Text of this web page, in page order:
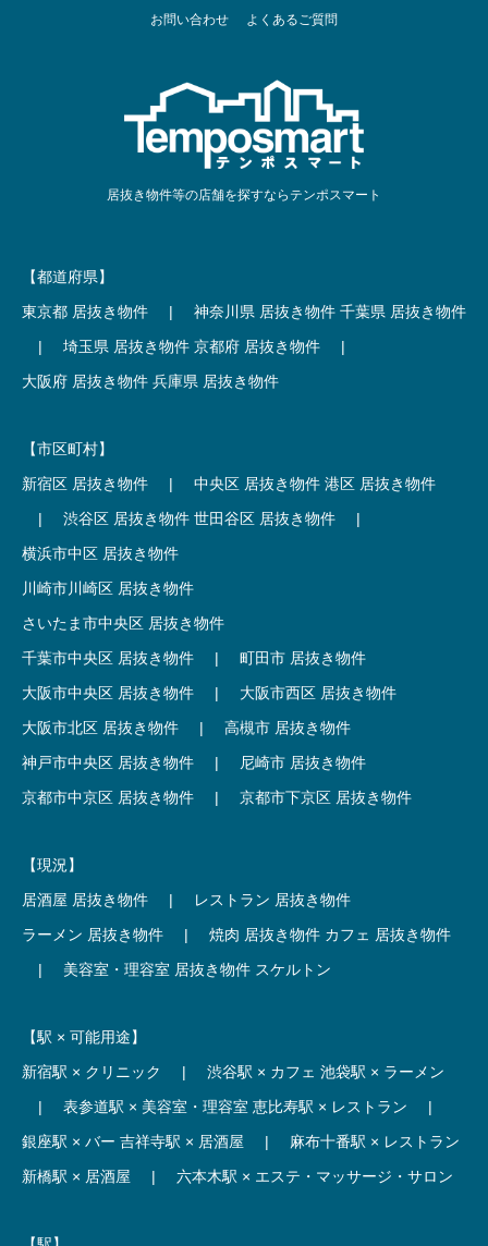
お問い合わせ
よくあるご質問
居抜き物件等の店舗を探すならテンポスマート
【都道府県】
東京都 居抜き物件
| 神奈川県 居抜き物件 千葉県 居抜き物件
|
埼玉県 居抜き物件 京都府 居抜き物件
|
大阪府 居抜き物件 兵庫県 居抜き物件
【市区町村】
新宿区 居抜き物件
| 中央区 居抜き物件 港区 居抜き物件
|
渋谷区 居抜き物件 世田谷区 居抜き物件
|
横浜市中区 居抜き物件
川崎市川崎区 居抜き物件
さいたま市中央区 居抜き物件
千葉市中央区 居抜き物件
|
町田市 居抜き物件
大阪市中央区 居抜き物件
|
大阪市西区 居抜き物件
大阪市北区 居抜き物件
|
高槻市 居抜き物件
神戸市中央区 居抜き物件
|
尼崎市 居抜き物件
京都市中京区 居抜き物件
| 京都市下京区 居抜き物件
【現況】
居酒屋 居抜き物件
|
レストラン 居抜き物件
ラーメン 居抜き物件
| 焼肉 居抜き物件 カフェ 居抜き物件
|
美容室・理容室 居抜き物件 スケルトン
【駅 × 可能用途】
新宿駅 × クリニック
| 渋谷駅 × カフェ 池袋駅 × ラーメン
|
表参道駅 × 美容室・理容室 恵比寿駅 × レストラン
|
銀座駅 × バー 吉祥寺駅 × 居酒屋 |
麻布十番駅 × レストラン
新橋駅 × 居酒屋
| 六本木駅 × エステ・マッサージ・サロン